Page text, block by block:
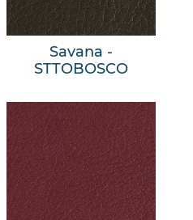
Savana -
STTOBOSCO